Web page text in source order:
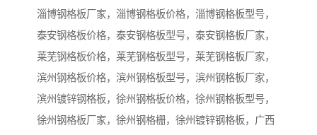
淄博钢格板厂家，淄博钢格板价格，淄博钢格板型号，
泰安钢格板价格，泰安钢格板型号，泰安钢格板厂家，
莱芜钢格板价格，莱芜钢格板型号，莱芜钢格板厂家，
滨州钢格板价格，滨州钢格板型号，滨州钢格板厂家，
滨州镀锌钢格板，徐州钢格板价格，徐州钢格板型号，
徐州钢格板厂家，徐州钢格栅，徐州镀锌钢格板，广西